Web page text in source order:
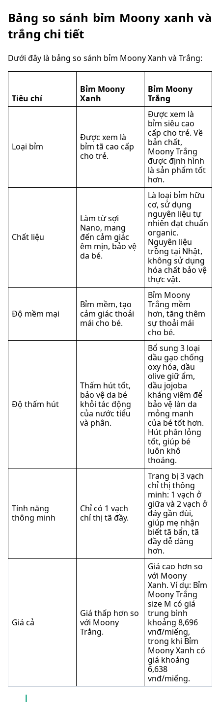
Bảng so sánh bỉm Moony xanh và
trắng chi tiết
Dưới đây là bảng so sánh bỉm Moony Xanh và Trắng:
Tiêu chí
Bỉm Moony
Xanh
Bỉm Moony
Trắng
Loại bỉm
Được xem là
bỉm tã cao cấp
cho trẻ.
Được xem là
bỉm siêu cao
cấp cho trẻ. Về
bản chất,
Moony Trắng
được định hình
là sản phẩm tốt
hơn.
Chất liệu
Làm từ sợi
Nano, mang
đến cảm giác
êm mịn, bảo vệ
da bé.
Là loại bỉm hữu
cơ, sử dụng
nguyên liệu tự
nhiên đạt chuẩn
organic.
Nguyên liệu
trồng tại Nhật,
không sử dụng
hóa chất bảo vệ
thực vật.
Độ mềm mại
Bỉm mềm, tạo
cảm giác thoải
mái cho bé.
Bỉm Moony
Trắng mềm
hơn, tăng thêm
sự thoải mái
cho bé.
Độ thấm hút
Thấm hút tốt,
bảo vệ da bé
khỏi tác động
của nước tiểu
và phân.
Bổ sung 3 loại
dầu gạo chống
oxy hóa, dầu
olive giữ ẩm,
dầu jojoba
kháng viêm để
bảo vệ làn da
mỏng manh
của bé tốt hơn.
Hút phân lỏng
tốt, giúp bé
luôn khô
thoáng.
Tính năng
thông minh
Chỉ có 1 vạch
chỉ thị tã đầy.
Trang bị 3 vạch
chỉ thị thông
minh: 1 vạch ở
giữa và 2 vạch ở
đáy gần đùi,
giúp mẹ nhận
biết tã bẩn, tã
đầy dễ dàng
hơn.
Giá cả
Giá thấp hơn so
với Moony
Trắng.
Giá cao hơn so
với Moony
Xanh. Ví dụ: Bỉm
Moony Trắng
size M có giá
trung bình
khoảng 8,696
vnđ/miếng,
trong khi Bỉm
Moony Xanh có
giá khoảng
6,638
vnđ/miếng.